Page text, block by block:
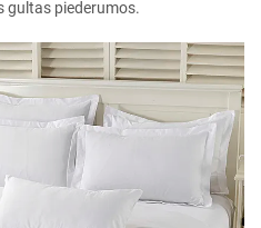
gultas piederumos.